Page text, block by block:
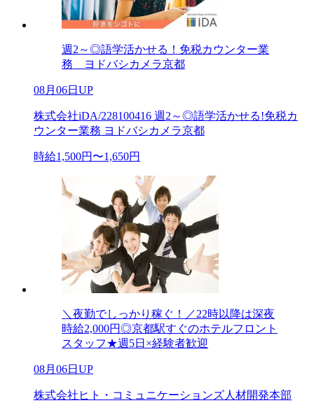
週2～◎語学活かせる！免税カウンター業
務 ヨドバシカメラ京都
08月06日UP
株式会社iDA/228100416 週2～◎語学活かせる!免税カ
ウンター業務 ヨドバシカメラ京都
時給1,500円〜1,650円
＼夜勤でしっかり稼ぐ！／22時以降は深夜
時給2,000円◎京都駅すぐのホテルフロント
スタッフ★週5日×経験者歓迎
08月06日UP
株式会社ヒト・コミュニケーションズ人材開発本部